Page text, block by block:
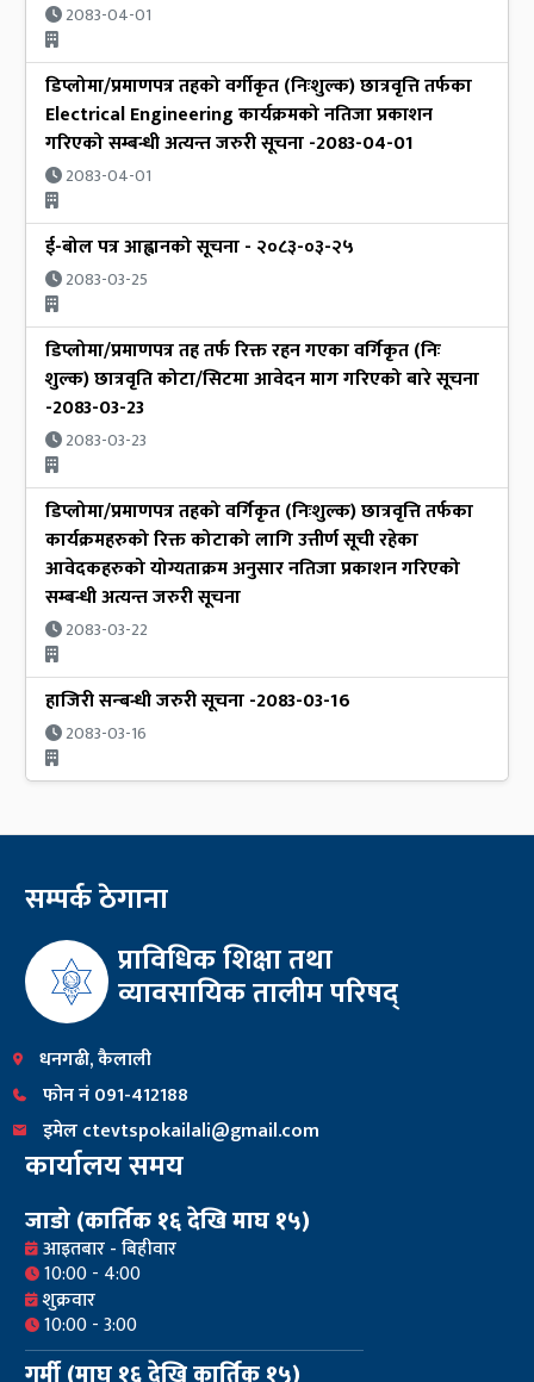
2083-04-01
डिप्लोमा/प्रमाणपत्र तहको वर्गीकृत (निःशुल्क) छात्रवृत्ति तर्फका
Electrical Engineering कार्यक्रमको नतिजा प्रकाशन
गरिएको सम्बन्धी अत्यन्त जरुरी सूचना -2083-04-01
2083-04-01
ई-बोल पत्र आह्वानको सूचना - २०८३-०३-२५
2083-03-25
डिप्लोमा/प्रमाणपत्र तह तर्फ रिक्त रहन गएका वर्गिकृत (निः
शुल्क) छात्रवृति कोटा/सिटमा आवेदन माग गरिएको बारे सूचना
-2083-03-23
2083-03-23
डिप्लोमा/प्रमाणपत्र तहको वर्गिकृत (निःशुल्क) छात्रवृत्ति तर्फका
कार्यक्रमहरुको रिक्त कोटाको लागि उत्तीर्ण सूची रहेका
आवेदकहरुको योग्यताक्रम अनुसार नतिजा प्रकाशन गरिएको
सम्बन्धी अत्यन्त जरुरी सूचना
2083-03-22
हाजिरी सन्बन्धी जरुरी सूचना -2083-03-16
2083-03-16
सम्पर्क ठेगाना
प्राविधिक शिक्षा तथा
व्यावसायिक तालीम परिषद्
धनगढी, कैलाली
फोन नं 091-412188
इमेल ctevtspokailali@gmail.com
कार्यालय समय
जाडो (कार्तिक १६ देखि माघ १५)
आइतबार - बिहीवार
10:00 - 4:00
शुक्रवार
10:00 - 3:00